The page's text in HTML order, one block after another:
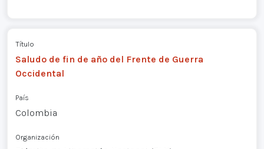
Título
Saludo de fin de año del Frente de Guerra
Occidental
País
Colombia
Organización